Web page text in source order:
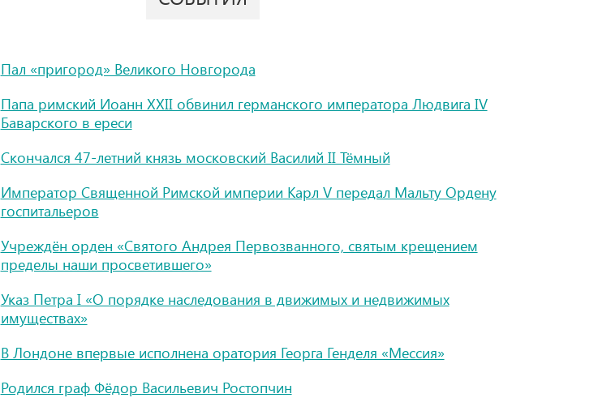
Пал «пригород» Великого Новгорода
Папа римский Иоанн XXII обвинил германского императора Людвига IV
Баварского в ереси
Скончался 47-летний князь московский Василий II Тёмный
Император Священной Римской империи Карл V передал Мальту Ордену
госпитальеров
Учреждён орден «Святого Андрея Первозванного, святым крещением
пределы наши просветившего»
Указ Петра I «О порядке наследования в движимых и недвижимых
имуществах»
В Лондоне впервые исполнена оратория Георга Генделя «Мессия»
Родился граф Фёдор Васильевич Ростопчин